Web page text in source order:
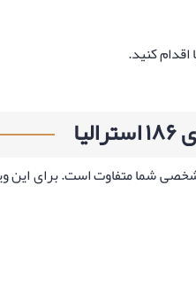
کنید.
شما متفاوت است. برای این